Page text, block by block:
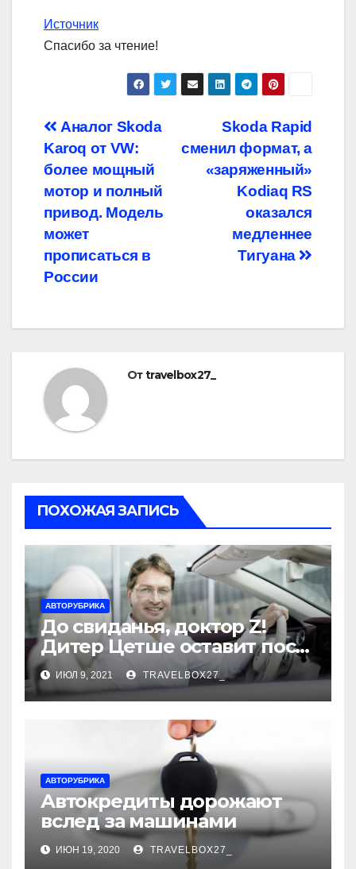
Источник
Спасибо за чтение!
Навигация
по
записям
Skoda Rapid
сменил формат, а
«заряженный»
Kodiaq RS
оказался
медленнее
Тигуана
Аналог Skoda
Karoq от VW:
более мощный
мотор и полный
привод. Модель
может
прописаться в
России
Отtravelbox27_
ПОХОЖАЯ ЗАПИСЬ
АВТОРУБРИКА
До свиданья, доктор Z!
Дитер Цетше оставит пост
главы концерна Daimler
ИЮЛ 9, 2021 TRAVELBOX27_
АВТОРУБРИКА
Автокредиты дорожают
вслед за машинами
ИЮН 19, 2020 TRAVELBOX27_